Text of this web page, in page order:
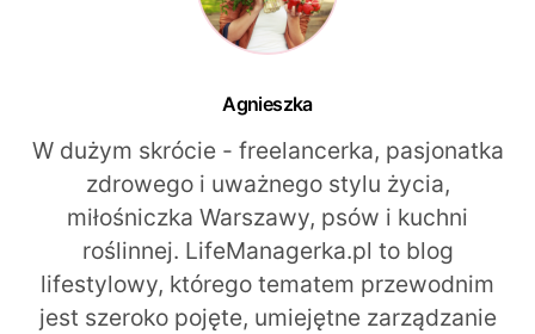
Agnieszka
W dużym skrócie - freelancerka, pasjonatka
zdrowego i uważnego stylu życia,
miłośniczka Warszawy, psów i kuchni
roślinnej. LifeManagerka.pl to blog
lifestylowy, którego tematem przewodnim
jest szeroko pojęte, umiejętne zarządzanie